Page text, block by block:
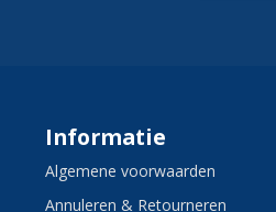
Informatie
Algemene voorwaarden
Annuleren & Retourneren